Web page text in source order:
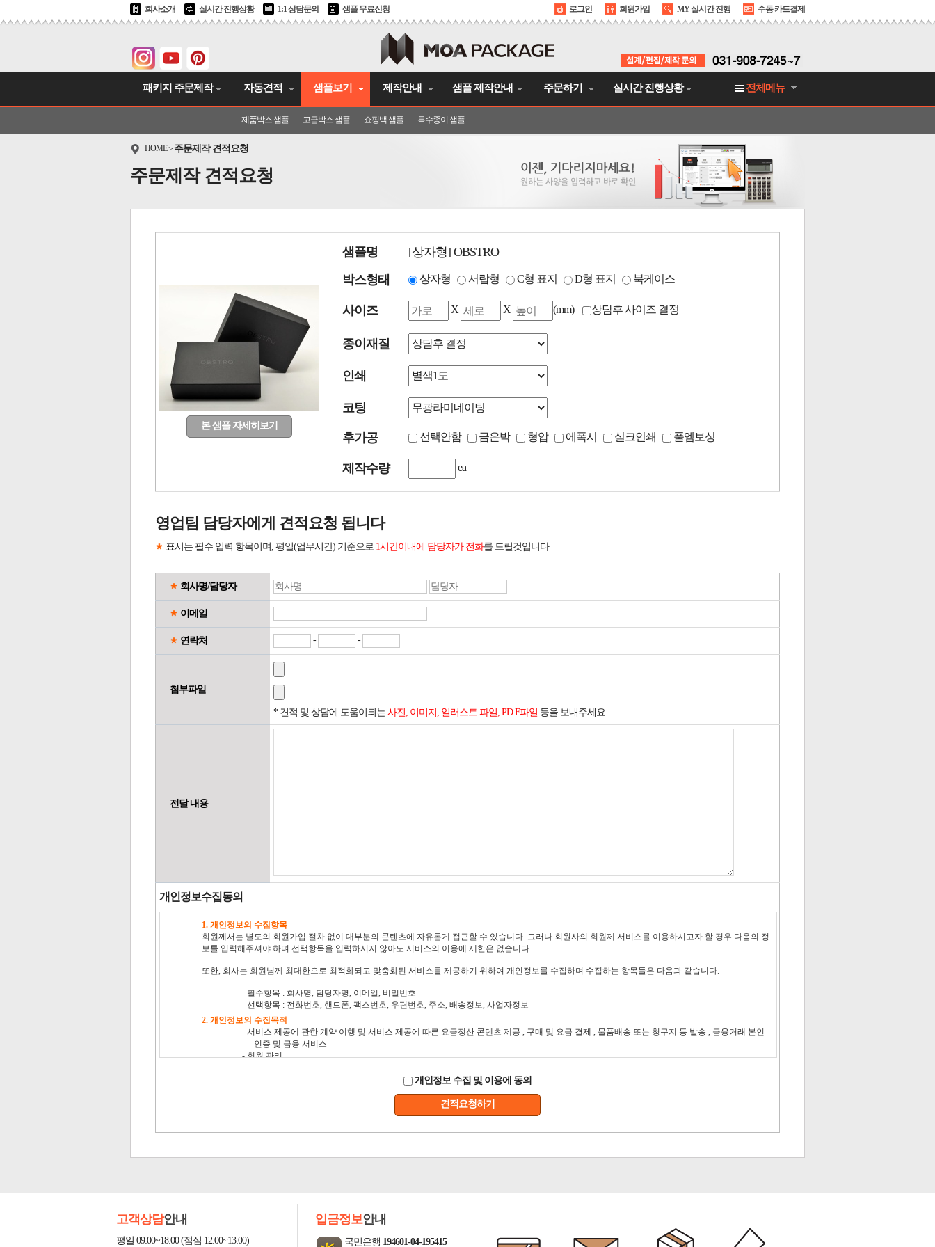
회사소개 실시간 진행상황 1:1 상담문의 샘플 무료신청 로그인 회원가입 MY 실시간 진행 수동 카드결제
전체메뉴
패키지 주문제작 자동견적 샘플보기
제품박스 샘플 고급박스 샘플 쇼핑백 샘플 특수종이 샘플
제작안내 샘플 제작안내 주문하기 실시간 진행상황
HOME> 주문제작 견적요청
주문제작 견적요청
본 샘플 자세히보기
샘플명
[상자형] OBSTRO
박스형태
상자형 서랍형 C형 표지 D형 표지 북케이스
사이즈 X X (mm) 상담후 사이즈 결정
종이재질
인쇄
코팅
후가공 선택안함 금은박 형압 에폭시 실크인쇄 풀엠보싱
제작수량 ea
영업팀 담당자에게 견적요청 됩니다
표시는 필수 입력 항목이며, 평일(업무시간) 기준으로 1시간이내에 담당자가 전화를 드릴것입니다
회사명/담당자
이메일
연락처 - -
첨부파일
* 견적 및 상담에 도움이되는 사진, 이미지, 일러스트 파일, PD F파일 등을 보내주세요
전달 내용
개인정보수집동의
개인정보 수집 및 이용에 동의
견적요청하기
고객상담안내
평일 09:00~18:00 (점심 12:00~13:00)
입금정보안내
국민은행 194601-04-195415